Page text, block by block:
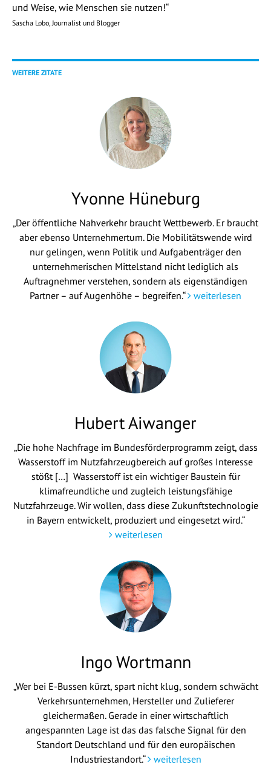
und Weise, wie Menschen sie nutzen!“
Sascha Lobo, Journalist und Blogger
WEITERE ZITATE
Yvonne Hüneburg
„Der öffentliche Nahverkehr braucht Wettbewerb. Er braucht
aber ebenso Unternehmertum. Die Mobilitätswende wird
nur gelingen, wenn Politik und Aufgabenträger den
unternehmerischen Mittelstand nicht lediglich als
Auftragnehmer verstehen, sondern als eigenständigen
Partner – auf Augenhöhe – begreifen.“
weiterlesen
Hubert Aiwanger
„Die hohe Nachfrage im Bundesförderprogramm zeigt, dass
Wasserstoff im Nutzfahrzeugbereich auf großes Interesse
stößt […] Wasserstoff ist ein wichtiger Baustein für
klimafreundliche und zugleich leistungsfähige
Nutzfahrzeuge. Wir wollen, dass diese Zukunftstechnologie
in Bayern entwickelt, produziert und eingesetzt wird.“
weiterlesen
Ingo Wortmann
„Wer bei E-Bussen kürzt, spart nicht klug, sondern schwächt
Verkehrsunternehmen, Hersteller und Zulieferer
gleichermaßen. Gerade in einer wirtschaftlich
angespannten Lage ist das das falsche Signal für den
Standort Deutschland und für den europäischen
Industriestandort.“ weiterlesen